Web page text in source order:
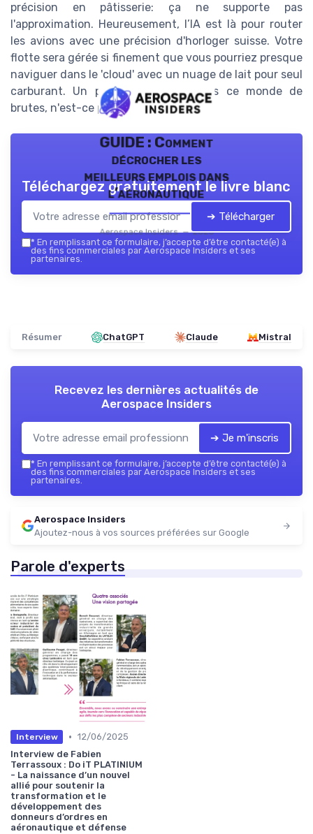
précision en pâtisserie: ça ne supporte pas
l'approximation. Heureusement, l’IA est là pour router
les avions avec une précision d'horloger suisse. Votre
flotte sera gérée si finement que vous pourriez presque
naviguer dans le 'cloud' avec un nuage de lait pour seul
carburant. Un peu de légèreté dans ce monde de
brutes, n'est-ce pas?
GUIDE : Comment
décrocher les
meilleurs emplois dans
l’aéronautique
Aerospace Insiders — 2026
Téléchargez gratuitement le livre blanc
➔ Télécharger
* En remplissant ce formulaire, j’accepte d’être contacté(e) à
des fins commerciales par Aerospace Insiders et ses
partenaires.
Résumer ChatGPT Claude Mistral
Recevez les dernières actualités de
Aerospace Insiders
➔ Je m'inscris
* En remplissant ce formulaire, j’accepte d’être contacté(e) à
des fins commerciales par Aerospace Insiders et ses
partenaires.
Aerospace Insiders
Ajoutez-nous à vos sources préférées sur Google
Parole d'experts
Interview • 12/06/2025
Interview de Fabien
Terrassoux : Do iT PLATINIUM
- La naissance d’un nouvel
allié pour soutenir la
transformation et le
développement des
donneurs d’ordres en
aéronautique et défense